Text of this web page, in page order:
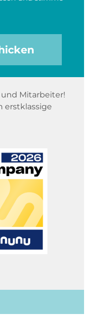
Mitarbeiter!
erstklassige